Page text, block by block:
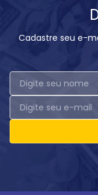
Cadastre seu e-